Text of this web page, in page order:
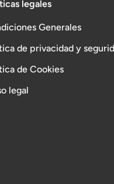
legales
Generales
de privacidad y
de Cookies
legal